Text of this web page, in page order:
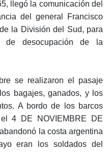
llegó la comunicación del
del general Francisco
la División del Sud, para
de desocupación de la
se realizaron el pasaje
bagajes, ganados, y los
A bordo de los barcos
4 DE NOVIEMBRE DE
la costa argentina
eran los soldados del